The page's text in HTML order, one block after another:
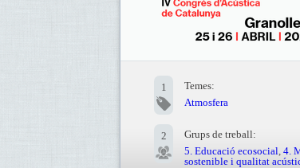
1
Temes:
Atmosfera
2
Grups de treball:
5. Educació ecosocial, 4.
sostenible i qualitat